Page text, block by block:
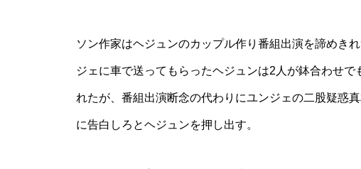
ソン作家はヘジュンのカップル作り番組出演を諦めき
ジェに車で送ってもらったヘジュンは2人が鉢合わせ
れたが、番組出演断念の代わりにユンジェの二股疑惑
に告白しろとヘジュンを押し出す。